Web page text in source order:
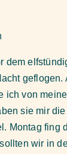
dem
geflogen.
ich von
sie mir
Montag fing
wir in